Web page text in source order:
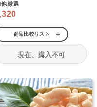
他厳選
商品比較リスト
現在、購入不可